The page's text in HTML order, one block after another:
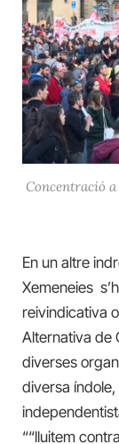
Concentració a
En un altre
Xemeneies
reivindicativa
Alternativa de
diverses
diversa índole,
““lluitem